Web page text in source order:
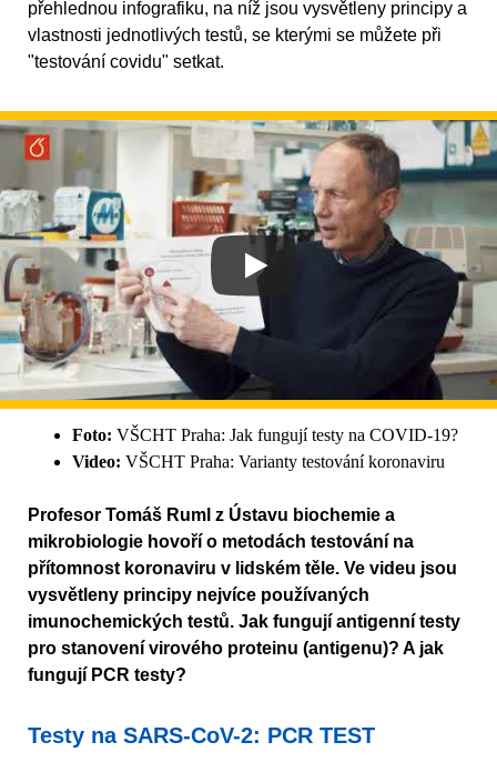
přehlednou infografiku, na níž jsou vysvětleny principy a
vlastnosti jednotlivých testů, se kterými se můžete při
"testování covidu" setkat.
Foto: VŠCHT Praha: Jak fungují testy na COVID-19?
Video: VŠCHT Praha: Varianty testování koronaviru
Profesor Tomáš Ruml z Ústavu biochemie a
mikrobiologie hovoří o metodách testování na
přítomnost koronaviru v lidském těle. Ve videu jsou
vysvětleny principy nejvíce používaných
imunochemických testů. Jak fungují antigenní testy
pro stanovení virového proteinu (antigenu)? A jak
fungují PCR testy?
Testy na SARS-CoV-2: PCR TEST